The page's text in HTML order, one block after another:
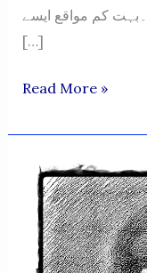
کم مواقع ایسے
[…]
CHACHA
CYCLEON
WALA…
AIK
YAADGAR
KIRDAR
Read More »